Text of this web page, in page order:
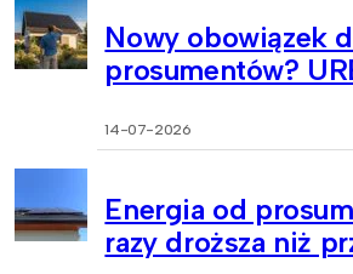
Nowy obowiązek
prosumentów?
14-07-2026
Energia od
razy droższa niż